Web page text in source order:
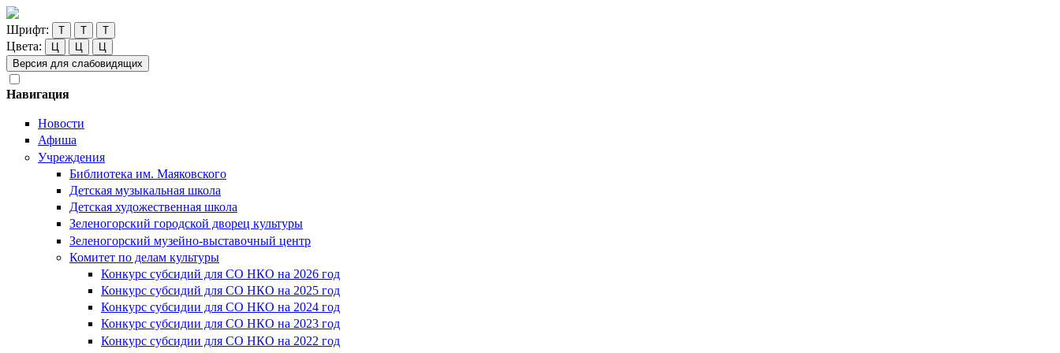
Шрифт: Т Т Т
Цвета: Ц Ц
Ц
Версия для слабовидящих
Навигация
Новости
Афиша
Учреждения
Библиотека им. Маяковского
Детская музыкальная школа
Детская художественная школа
Зеленогорский городской дворец культуры
Зеленогорский музейно-выставочный центр
Комитет по делам культуры
Конкурс субсидий для СО НКО на 2026 год
Конкурс субсидий для СО НКО на 2025 год
Конкурс субсидии для СО НКО на 2024 год
Конкурс субсидии для СО НКО на 2023 год
Конкурс субсидии для СО НКО на 2022 год